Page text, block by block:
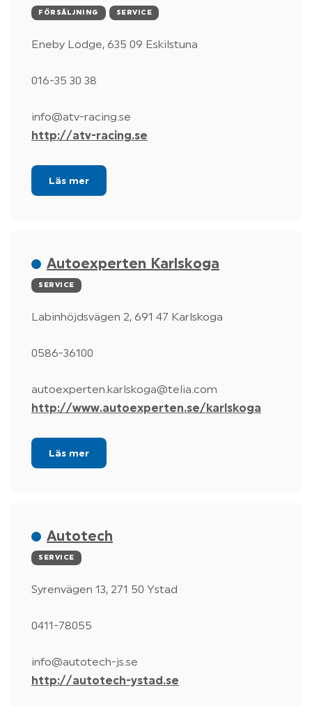
FÖRSÄLJNING SERVICE
Eneby Lodge, 635 09 Eskilstuna
016-35 30 38
info@atv-racing.se
http://atv-racing.se
Läs mer
Autoexperten Karlskoga
SERVICE
Labinhöjdsvägen 2, 691 47 Karlskoga
0586-36100
autoexperten.karlskoga@telia.com
http://www.autoexperten.se/karlskoga
Läs mer
Autotech
SERVICE
Syrenvägen 13, 271 50 Ystad
0411-78055
info@autotech-js.se
http://autotech-ystad.se